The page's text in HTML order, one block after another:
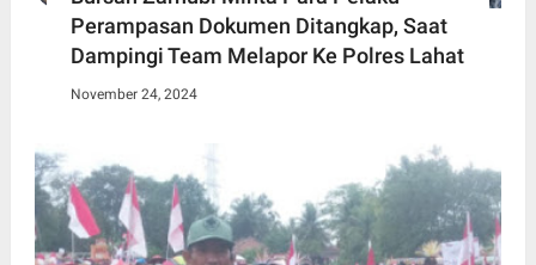
Perampasan Dokumen Ditangkap, Saat
Dampingi Team Melapor Ke Polres Lahat
November 24, 2024